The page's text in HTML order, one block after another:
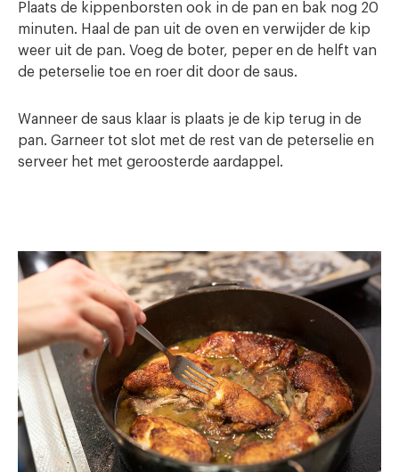
Plaats de kippenborsten ook in de pan en bak nog 20
minuten. Haal de pan uit de oven en verwijder de kip
weer uit de pan. Voeg de boter, peper en de helft van
de peterselie toe en roer dit door de saus.
Wanneer de saus klaar is plaats je de kip terug in de
pan. Garneer tot slot met de rest van de peterselie en
serveer het met geroosterde aardappel.